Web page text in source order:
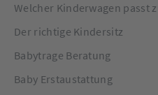
Welcher Kinderwagen passt
Der richtige Kindersitz
Babytrage Beratung
Baby Erstaustattung